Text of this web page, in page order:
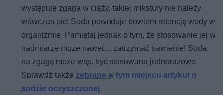
występuje zgaga w ciąży, takiej mikstury nie należy
wówczas pić! Soda powoduje bowiem retencję wody w
organizmie. Pamiętaj jednak o tym, że stosowanie jej w
nadmiarze może nawet… zatrzymać trawienie! Soda
na zgagę może więc być stosowana jednorazowo.
Sprawdź także zebrane w tym miejscu artykuł o
sodzie oczyszczonej.